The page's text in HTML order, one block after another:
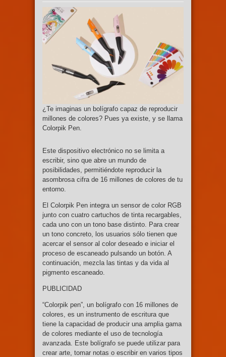
¿Te imaginas un bolígrafo capaz de reproducir
millones de colores? Pues ya existe, y se llama
Colorpik Pen.
Este dispositivo electrónico no se limita a
escribir, sino que abre un mundo de
posibilidades, permitiéndote reproducir la
asombrosa cifra de 16 millones de colores de tu
entorno.
El Colorpik Pen integra un sensor de color RGB
junto con cuatro cartuchos de tinta recargables,
cada uno con un tono base distinto. Para crear
un tono concreto, los usuarios sólo tienen que
acercar el sensor al color deseado e iniciar el
proceso de escaneado pulsando un botón. A
continuación, mezcla las tintas y da vida al
pigmento escaneado.
PUBLICIDAD
“Colorpik pen”, un bolígrafo con 16 millones de
colores, es un instrumento de escritura que
tiene la capacidad de producir una amplia gama
de colores mediante el uso de tecnología
avanzada. Este bolígrafo se puede utilizar para
crear arte, tomar notas o escribir en varios tipos